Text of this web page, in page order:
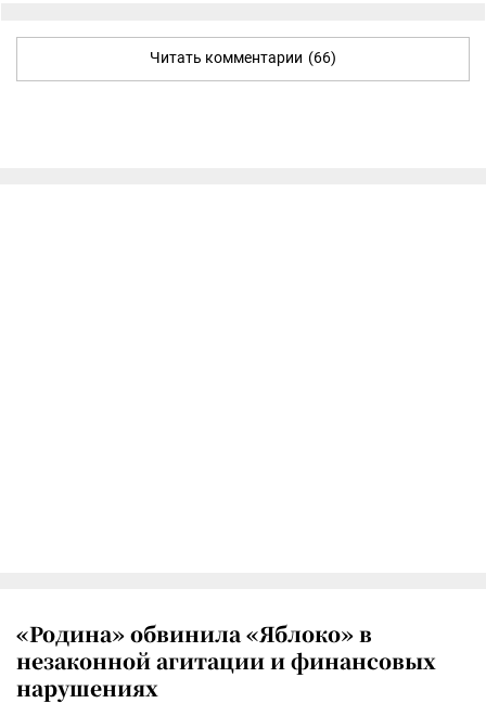
Читать комментарии (66)
«Родина» обвинила «Яблоко» в
незаконной агитации и финансовых
нарушениях